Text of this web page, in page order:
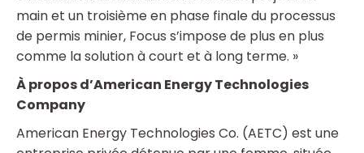
main et un troisième en phase finale du processus
de permis minier, Focus s’impose de plus en plus
comme la solution à court et à long terme. »
À propos d’American Energy Technologies
Company
American Energy Technologies Co. (AETC) est une